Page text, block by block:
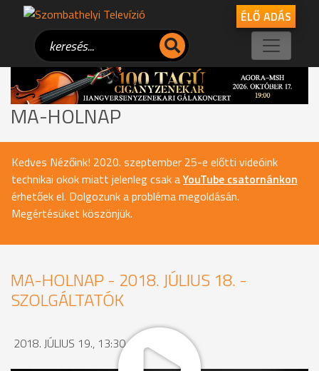
ÉLŐ ADÁS
MA-HOLNAP
Kedves Nézőink! 2020. szeptember 25-e előtti videóink
technikai okok miatt jelenleg csak aYouTube csatornánkon
érhetőek el. Dolgozunk a probléma megoldásán.
Megértésüket köszönjük.
MA-HOLNAP - 2018. JÚLIUS 18. -
SZOLGÁLTATÓK
2018. JÚLIUS 19., 13:30